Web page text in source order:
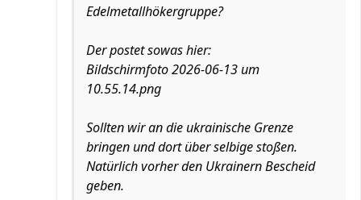
Edelmetallhökergruppe?
Der postet sowas hier:
Bildschirmfoto 2026-06-13 um
10.55.14.png
Sollten wir an die ukrainische Grenze
bringen und dort über selbige stoßen.
Natürlich vorher den Ukrainern Bescheid
geben.